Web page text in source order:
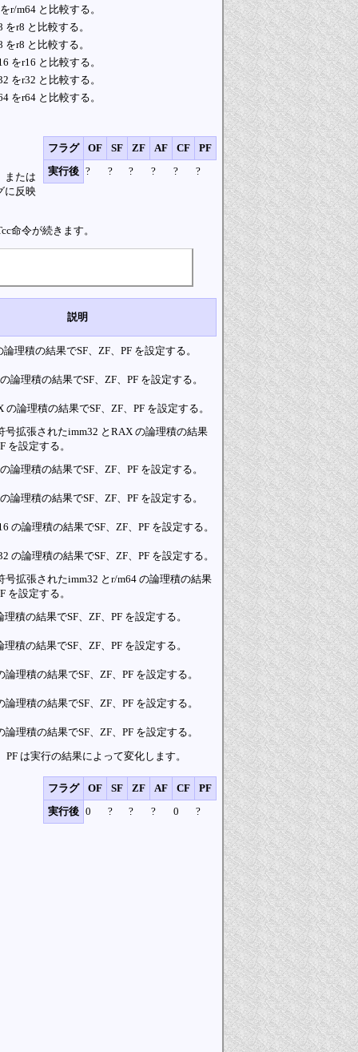
r/m64 と比較する。
をr8 と比較する。
をr8 と比較する。
をr16 と比較する。
をr32 と比較する。
をr64 と比較する。
フラグ OF SF ZF AF CF
PF
実行後 ? ? ? ? ? ?
または
に反映
命令が続きます。
説明
理積の結果でSF、ZF、PF を設定する。
論理積の結果でSF、ZF、PF を設定する。
の論理積の結果でSF、ZF、PF を設定する。
号拡張されたimm32 とRAX の論理積の結果
を設定する。
論理積の結果でSF、ZF、PF を設定する。
論理積の結果でSF、ZF、PF を設定する。
の論理積の結果でSF、ZF、PF を設定する。
の論理積の結果でSF、ZF、PF を設定する。
号拡張されたimm32 とr/m64 の論理積の結果
を設定する。
理積の結果でSF、ZF、PF を設定する。
理積の結果でSF、ZF、PF を設定する。
論理積の結果でSF、ZF、PF を設定する。
論理積の結果でSF、ZF、PF を設定する。
論理積の結果でSF、ZF、PF を設定する。
は実行の結果によって変化します。
フラグ OF SF ZF AF CF
PF
実行後 0 ? ? ? 0 ?